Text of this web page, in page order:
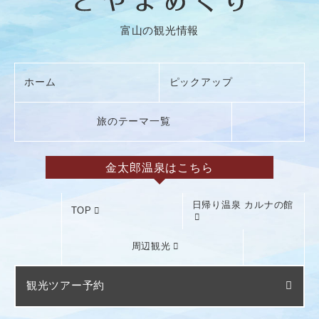
富山の観光情報
ホーム ピックアップ
旅のテーマ一覧
金太郎温泉はこちら
TOP
日帰り温泉 カルナの館
周辺観光
観光ツアー予約